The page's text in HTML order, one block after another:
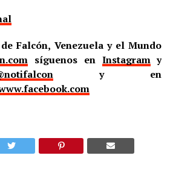
Falcón, Venezuela y el Mundo
síguenos en Instagramy
y en